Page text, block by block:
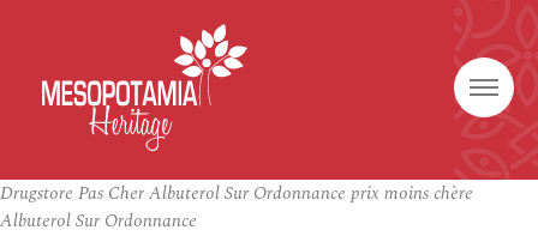
Drugstore Pas Cher Albuterol Sur Ordonnance prix moins chère
Albuterol Sur Ordonnance